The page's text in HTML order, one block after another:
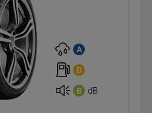
A
D
B dB